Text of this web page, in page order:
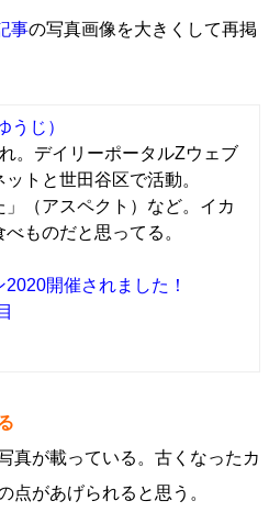
事の写真画像を大きくして再掲
うじ）
。デイリーポータルZウェブ
トと世田谷区で活動。
（アスペクト）など。イカ
ものだと思ってる。
開催されました！
真が載っている。古くなったカ
点があげられると思う。